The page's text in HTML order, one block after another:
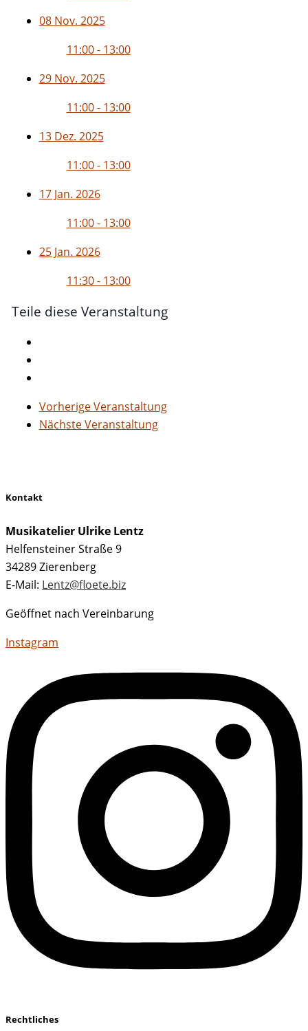
08 Nov. 2025
11:00 - 13:00
29 Nov. 2025
11:00 - 13:00
13 Dez. 2025
11:00 - 13:00
17 Jan. 2026
11:00 - 13:00
25 Jan. 2026
11:30 - 13:00
Teile diese Veranstaltung
Vorherige Veranstaltung
Nächste Veranstaltung
Kontakt
Musikatelier Ulrike Lentz
Helfensteiner Straße 9
34289 Zierenberg
E-Mail: Lentz@floete.biz
Geöffnet nach Vereinbarung
Instagram
Rechtliches